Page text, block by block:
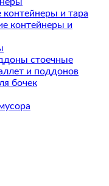
и тара
контейнеры и
стоечные
и поддонов
бочек